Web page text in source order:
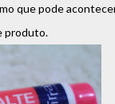
que pode
produto.